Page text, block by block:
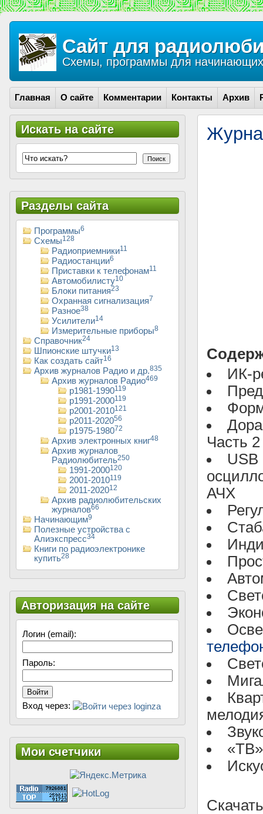
Сайт для
Схемы, программы для
Главная О сайте Комментарии Контакты Архив
ИК-
Часть 2
USB
АЧХ
Искать на сайте
Поиск
Разделы сайта
Программы6
Схемы128
Радиоприемники11
Радиостанции6
Приставки к телефонам11
Автомобилисту10
Блоки питания23
Охранная сигнализация7
Разное38
Усилители14
Измерительные приборы8
Справочник24
Шпионские штучки13
Как создать сайт16
Архив журналов Радио и др.835
Архив журналов Радио469
р1981-1990119
р1991-2000119
р2001-2010121
р2011-202056
р1975-198072
Архив электронных книг48
Архив журналов
Радиолюбитель250
1991-2000120
2001-2010119
2011-202012
Архив радиолюбительских
журналов66
Начинающим9
Полезные устройства с
Алиэкспресс34
Книги по радиоэлектронике
купить28
Авторизация на сайте
Логин (email):
Пароль:
Войти
Вход через:
Мои счетчики